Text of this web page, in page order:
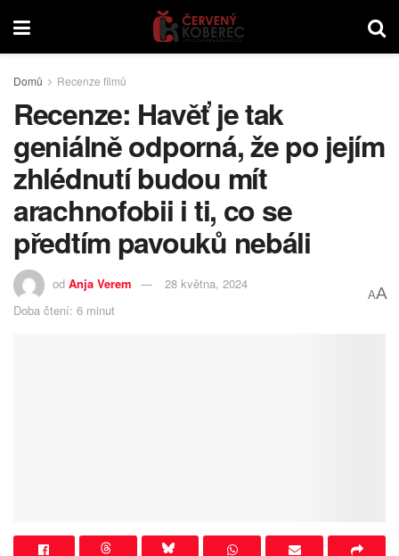
Domů Recenze filmů
Recenze: Havěť je tak
geniálně odporná, že po jejím
zhlédnutí budou mít
arachnofobii i ti, co se
předtím pavouků nebáli
od Anja Verem
28 května, 2024
Doba čtení: 6 minut
AA